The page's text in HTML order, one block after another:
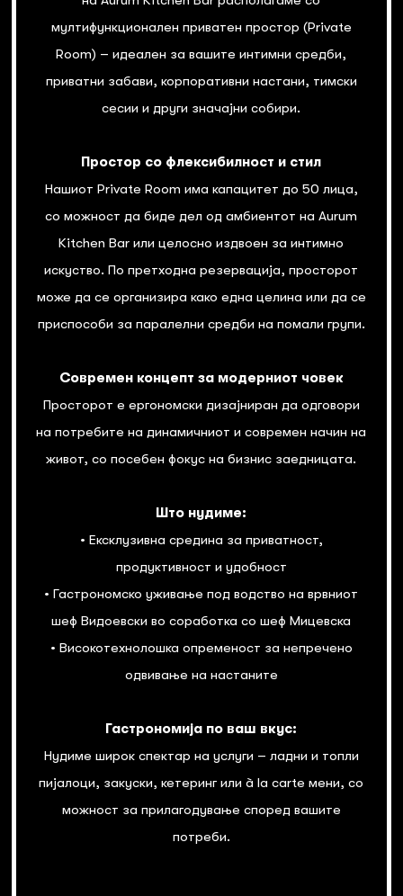
мултифункционален приватен простор (Private
Room) – идеален за вашите интимни средби,
приватни забави, корпоративни настани, тимски
сесии и други значајни собири.
Простор со флексибилност и стил
Нашиот Private Room има капацитет до 50 лица,
со можност да биде дел од амбиентот на Aurum
Kitchen Bar или целосно издвоен за интимно
искуство. По претходна резервација, просторот
може да се организира како една целина или да се
приспособи за паралелни средби на помали групи.
Современ концепт за модерниот човек
Просторот е ергономски дизајниран да одговори
на потребите на динамичниот и современ начин на
живот, со посебен фокус на бизнис заедницата.
Што нудиме:
• Ексклузивна средина за приватност,
продуктивност и удобност
• Гастрономско уживање под водство на врвниот
шеф Видоевски во соработка со шеф Мицевска
• Високотехнолошка опременост за непречено
одвивање на настаните
Гастрономија по ваш вкус:
Нудиме широк спектар на услуги – ладни и топли
пијалоци, закуски, кетеринг или à la carte мени, со
можност за прилагодување според вашите
потреби.